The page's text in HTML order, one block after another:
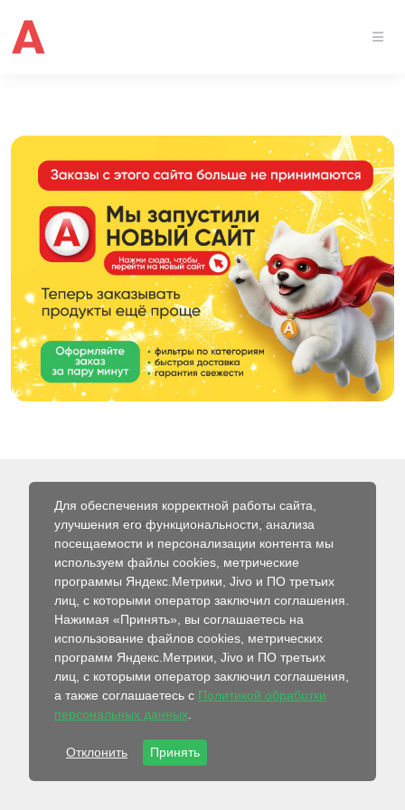
© 2026 Интернет-магазин Абсолют
Для обеспечения корректной работы сайта,
улучшения его функциональности, анализа
посещаемости и персонализации контента мы
используем файлы cookies, метрические
программы Яндекс.Метрики, Jivo и ПО третьих
лиц, с которыми оператор заключил соглашения.
Нажимая «Принять», вы соглашаетесь на
использование файлов cookies, метрических
программ Яндекс.Метрики, Jivo и ПО третьих
лиц, с которыми оператор заключил соглашения,
а также соглашаетесь с Политикой обработки
персональных данных
Отклонить Принять